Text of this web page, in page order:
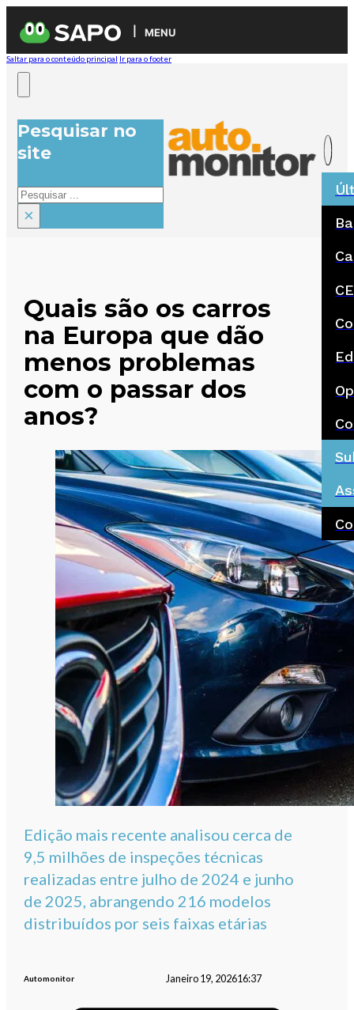
MENU
Saltar para o conteúdo principal Ir para o footer
Pesquisar no
site
Pesquisar
×
Quais são os carros
na Europa que dão
menos problemas
com o passar dos
anos?
Edição mais recente analisou cerca de
9,5 milhões de inspeções técnicas
realizadas entre julho de 2024 e junho
de 2025, abrangendo 216 modelos
distribuídos por seis faixas etárias
Automonitor Janeiro 19, 202616:37